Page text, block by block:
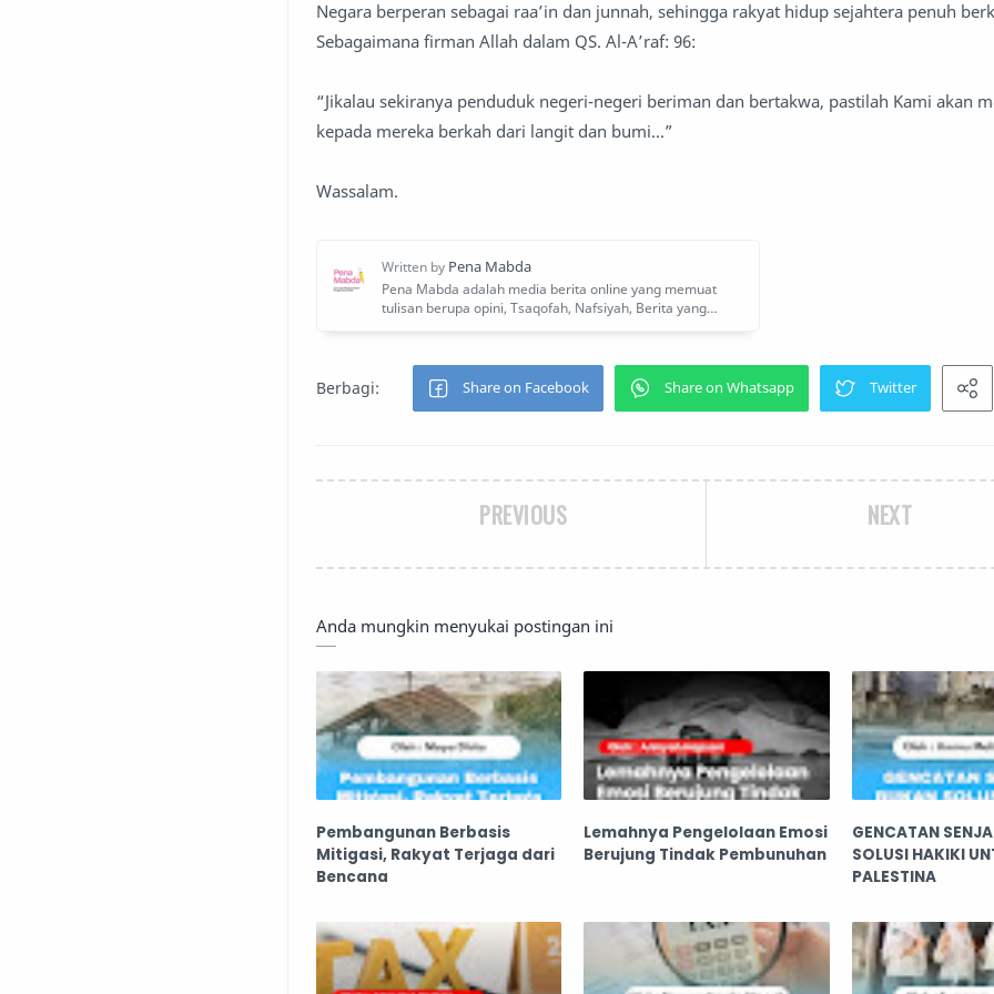
Negara berperan sebagai raa’in dan junnah, sehingga rakyat hidup sejahtera penuh
Sebagaimana firman Allah dalam QS. Al-A’raf: 96:
“Jikalau sekiranya penduduk negeri-negeri beriman dan bertakwa, pastilah Kami akan
kepada mereka berkah dari langit dan bumi...”
Wassalam.
NEXT
PREVIOUS
Anda mungkin menyukai postingan ini
Pembangunan Berbasis
Mitigasi, Rakyat Terjaga dari
Bencana
Lemahnya Pengelolaan Emosi
Berujung Tindak Pembunuhan
GENCATAN
SOLUSI HAKIKI
PALESTINA